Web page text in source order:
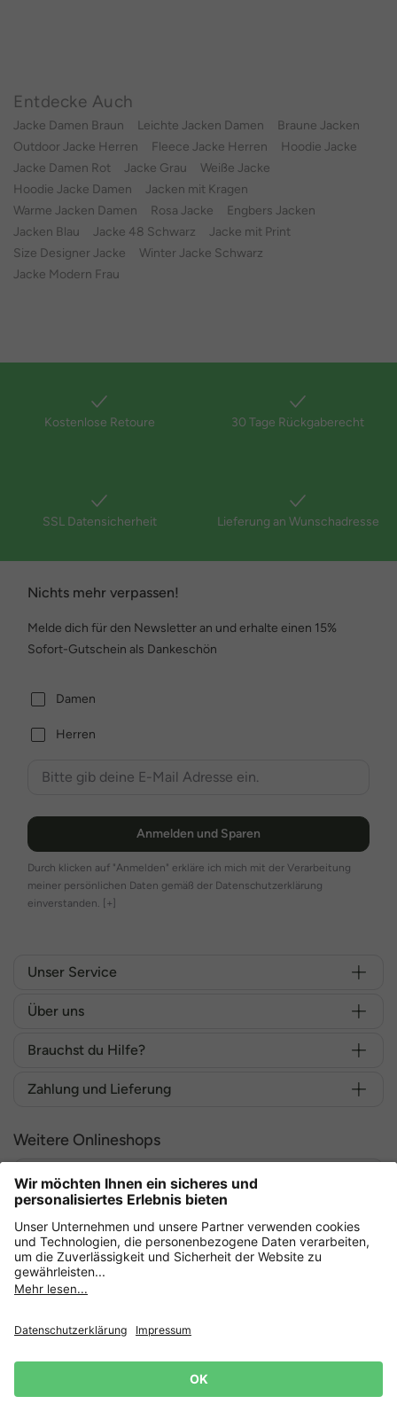
Entdecke Auch
Jacke Damen Braun Leichte Jacken Damen
Braune Jacken
Outdoor Jacke Herren
Fleece Jacke Herren
Hoodie Jacke
Jacke Damen Rot
Jacke Grau
Weiße Jacke
Hoodie Jacke Damen
Jacken mit Kragen
Warme Jacken Damen
Rosa Jacke
Engbers Jacken
Jacken Blau
Jacke 48 Schwarz
Jacke mit Print
Size Designer Jacke
Winter Jacke Schwarz
Jacke Modern Frau
Kostenlose Retoure 30 Tage Rückgaberecht
SSL Datensicherheit Lieferung an Wunschadresse
Nichts mehr verpassen!
Melde dich für den Newsletter an und erhalte einen 15%
Sofort-Gutschein als Dankeschön
Damen
Herren
Anmelden und Sparen
Durch klicken auf "Anmelden" erkläre ich mich mit der Verarbeitung
meiner persönlichen Daten gemäß der Datenschutzerklärung
einverstanden. [+]
Unser Service
Über uns
Brauchst du Hilfe?
Zahlung und Lieferung
Weitere Onlineshops
Deutschland
Sicher einkaufen mit
AGB
Lieferbedingungen
Impressum Cookie Einstellungen